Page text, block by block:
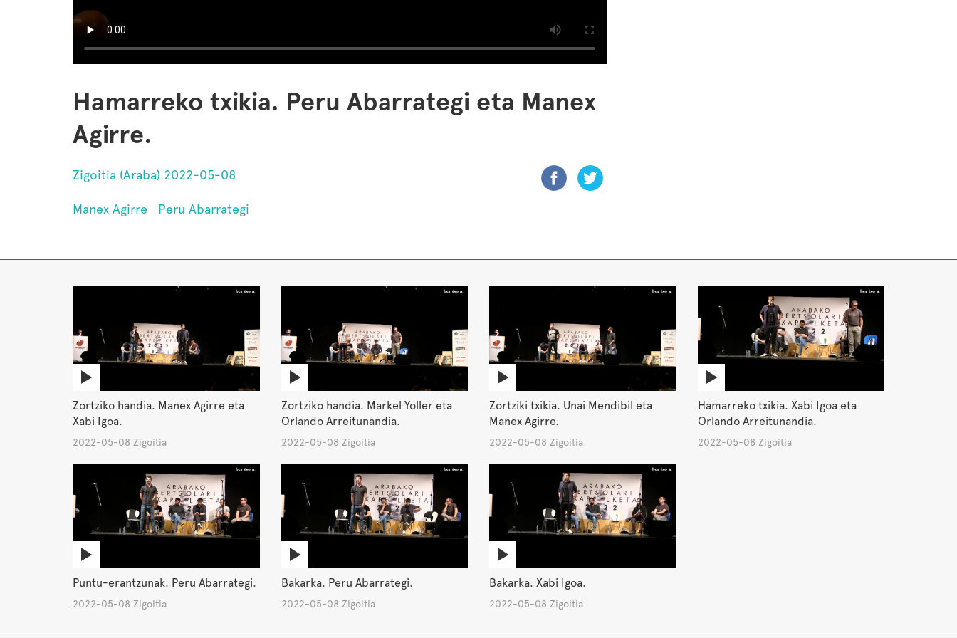
Hamarreko txikia. Peru Abarrategi eta Manex
Agirre.
Zigoitia (Araba) 2022-05-08
Manex Agirre Peru Abarrategi
Zortziko handia. Manex Agirre eta
Xabi Igoa.
2022-05-08 Zigoitia
Zortziko handia. Markel Yoller eta
Orlando Arreitunandia.
2022-05-08 Zigoitia
Zortziki txikia. Unai Mendibil eta
Manex Agirre.
2022-05-08 Zigoitia
Hamarreko txikia. Xabi Igoa eta
Orlando Arreitunandia.
2022-05-08 Zigoitia
Puntu-erantzunak. Peru Abarrategi.
2022-05-08 Zigoitia
Bakarka. Peru Abarrategi.
2022-05-08 Zigoitia
Bakarka. Xabi Igoa.
2022-05-08 Zigoitia